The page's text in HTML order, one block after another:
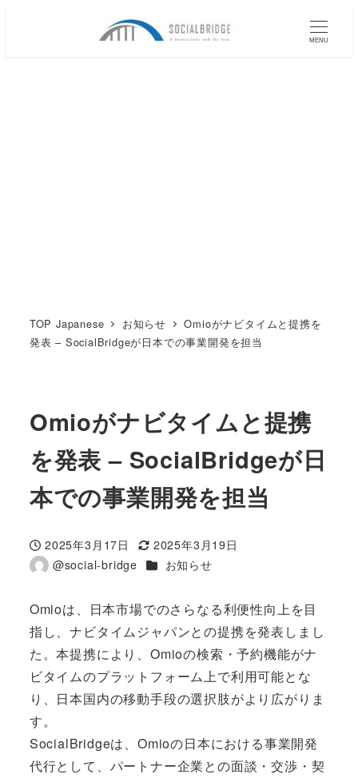
MENU
TOP Japanese お知らせ
Omioがナビタイムと提携を
発表 – SocialBridgeが日本での事業開発を担当
Omioがナビタイムと提携
を発表 – SocialBridgeが日
本での事業開発を担当
投稿日
2025年3月17日
更新日
2025年3月19日
著
@social-bridge カテゴリー
お知らせ
Omioは、日本市場でのさらなる利便性向上を目
指し、ナビタイムジャパンとの提携を発表しまし
た。本提携により、Omioの検索・予約機能がナ
ビタイムのプラットフォーム上で利用可能とな
り、日本国内の移動手段の選択肢がより広がりま
す。
SocialBridgeは、Omioの日本における事業開発
代行として、パートナー企業との面談・交渉・契